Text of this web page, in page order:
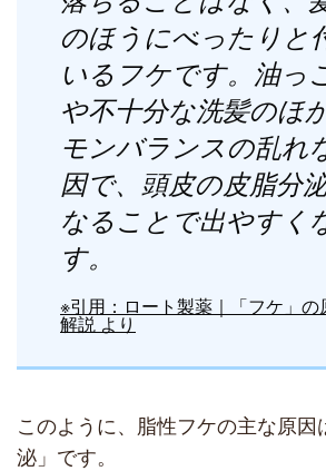
のほうにべったりと
いるフケです。油っ
や不十分な洗髪のほ
モンバランスの乱れ
因で、頭皮の皮脂分
なることで出やすく
す。
※引用：ロート製薬｜「フケ」の
解説 より
このように、脂性フケの主な原因
泌」です。